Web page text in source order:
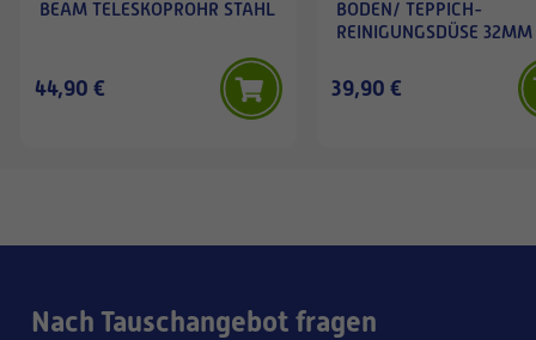
BEAM TELESKOPROHR STAHL
44,90 €
BODEN/ TEPPICH-
REINIGUNGSDÜSE 32MM
39,90 €
Nach Tauschangebot fragen